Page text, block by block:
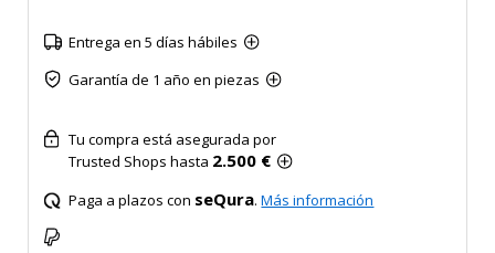
Entrega en 5 días hábiles
Garantía de 1 año en piezas
Tu compra está asegurada por
Trusted Shops hasta 2.500 €
Paga a plazos con seQura.Más información